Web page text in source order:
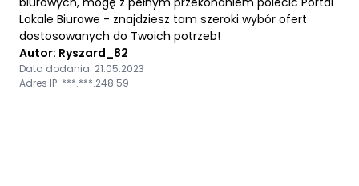
Lokale Biurowe - znajdziesz tam szeroki wybór ofert
dostosowanych do Twoich potrzeb!
Autor: Ryszard_82
Data dodania: 21.05.2023
Adres IP: ***.***.248.59